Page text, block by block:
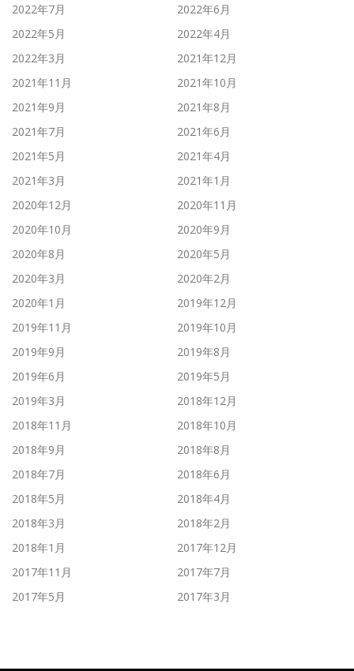
2022年7月
2022年6月
2022年5月
2022年4月
2022年3月
2021年12月
2021年11月
2021年10月
2021年9月
2021年8月
2021年7月
2021年6月
2021年5月
2021年4月
2021年3月
2021年1月
2020年12月
2020年11月
2020年10月
2020年9月
2020年8月
2020年5月
2020年3月
2020年2月
2020年1月
2019年12月
2019年11月
2019年10月
2019年9月
2019年8月
2019年6月
2019年5月
2019年3月
2018年12月
2018年11月
2018年10月
2018年9月
2018年8月
2018年7月
2018年6月
2018年5月
2018年4月
2018年3月
2018年2月
2018年1月
2017年12月
2017年11月
2017年7月
2017年5月
2017年3月